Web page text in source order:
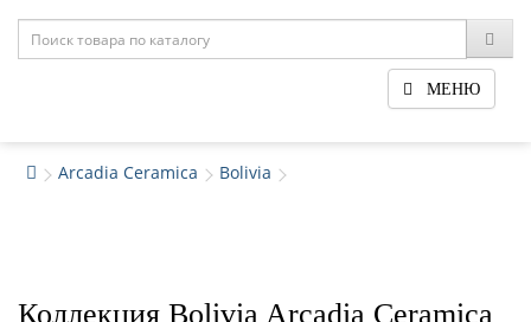
МЕНЮ
Arcadia Ceramica Bolivia
Коллекция Bolivia Arcadia Ceramica